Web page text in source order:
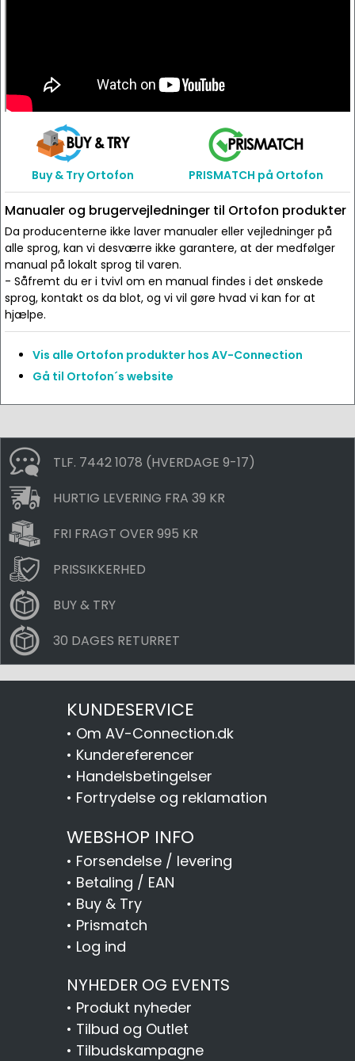
Buy & Try Ortofon PRISMATCH på Ortofon
Manualer og brugervejledninger til Ortofon produkter
Da producenterne ikke laver manualer eller vejledninger på
alle sprog, kan vi desværre ikke garantere, at der medfølger
manual på lokalt sprog til varen.
- Såfremt du er i tvivl om en manual findes i det ønskede
sprog, kontakt os da blot, og vi vil gøre hvad vi kan for at
hjælpe.
Vis alle Ortofon produkter hos AV-Connection
Gå til Ortofon´s website
TLF. 7442 1078 (HVERDAGE 9-17)
HURTIG LEVERING FRA 39 KR
FRI FRAGT OVER 995 KR
PRISSIKKERHED
BUY & TRY
30 DAGES RETURRET
KUNDESERVICE
• Om AV-Connection.dk
• Kundereferencer
• Handelsbetingelser
• Fortrydelse og reklamation
WEBSHOP INFO
• Forsendelse / levering
• Betaling / EAN
• Buy & Try
• Prismatch
• Log ind
NYHEDER OG EVENTS
• Produkt nyheder
• Tilbud og Outlet
• Tilbudskampagne